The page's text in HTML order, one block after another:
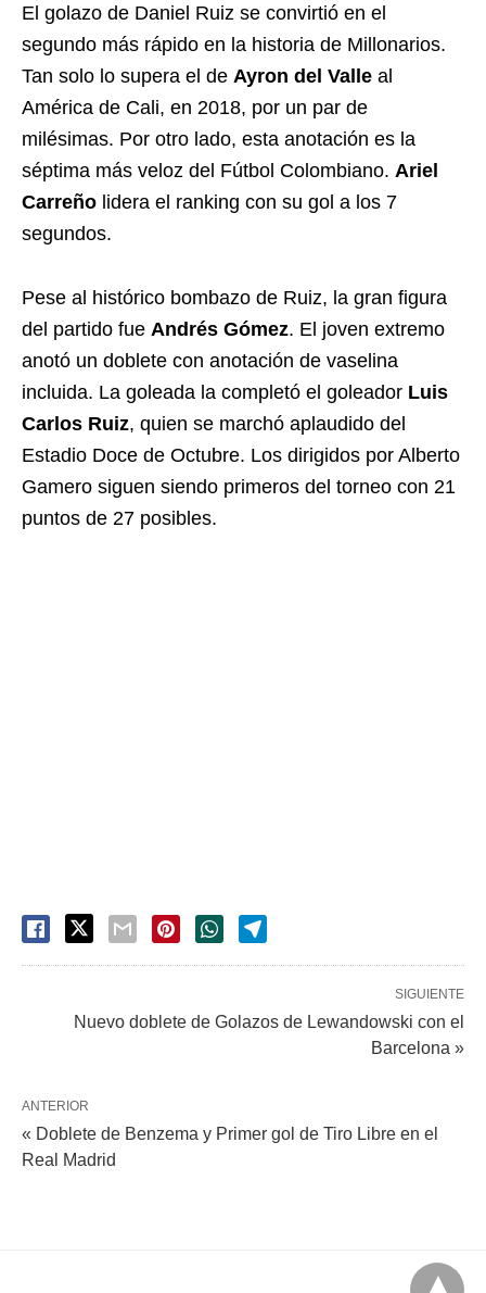
El golazo de Daniel Ruiz se convirtió en el
segundo más rápido en la historia de Millonarios.
Tan solo lo supera el de Ayron del Valle al
América de Cali, en 2018, por un par de
milésimas. Por otro lado, esta anotación es la
séptima más veloz del Fútbol Colombiano. Ariel
Carreño lidera el ranking con su gol a los 7
segundos.
Pese al histórico bombazo de Ruiz, la gran figura
del partido fue Andrés Gómez. El joven extremo
anotó un doblete con anotación de vaselina
incluida. La goleada la completó el goleador Luis
Carlos Ruiz, quien se marchó aplaudido del
Estadio Doce de Octubre. Los dirigidos por Alberto
Gamero siguen siendo primeros del torneo con 21
puntos de 27 posibles.
SIGUIENTE
Nuevo doblete de Golazos de Lewandowski con el
Barcelona »
ANTERIOR
« Doblete de Benzema y Primer gol de Tiro Libre en el
Real Madrid